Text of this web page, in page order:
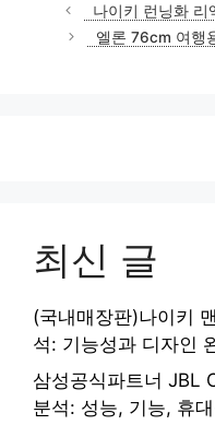
나이키 런닝화 리
엘론 76cm 여행
최신 글
(국내매장판)나이키
석: 기능성과 디자인
삼성공식파트너 JBL
분석: 성능, 기능, 휴